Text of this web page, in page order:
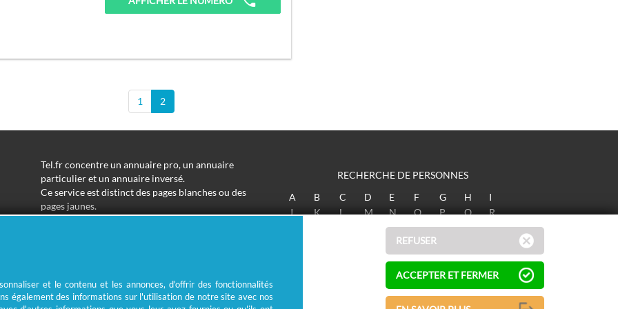
1 2
Tel.fr concentre un annuaire pro, un annuaire
particulier et un annuaire inversé.
Ce service est distinct des pages blanches ou des
pages jaunes.
Les informations utilisées peuvent donc varier en
nom ou un métier.
Enfin, l'annuaire inversé permet de trouver l'identité
RECHERCHE DE PERSONNES
A
B C D E F G H
I
J
K L M N O P Q
R
W X Y Z
et le contenu et les annonces, d'offrir des fonctionnalités
également des informations sur l'utilisation de notre site avec nos
REFUSER
ACCEPTER ET FERMER